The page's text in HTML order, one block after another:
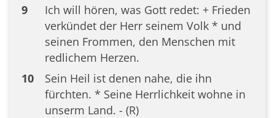
9
Ich will hören, was Gott redet: + Frieden
verkündet der Herr seinem Volk * und
seinen Frommen, den Menschen mit
redlichem Herzen.
10
Sein Heil ist denen nahe, die ihn
fürchten. * Seine Herrlichkeit wohne in
unserm Land. - (R)